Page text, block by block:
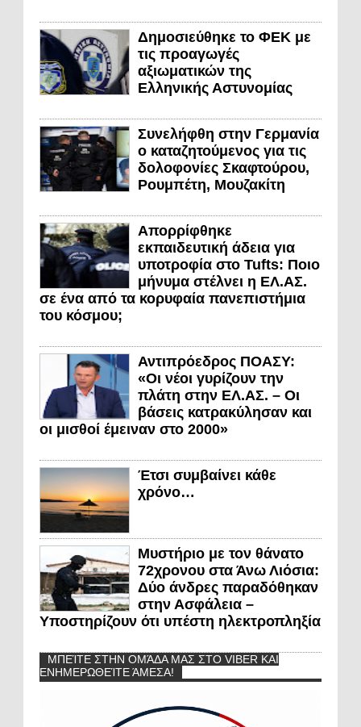
Δημοσιεύθηκε το ΦΕΚ με
τις προαγωγές
αξιωματικών της
Ελληνικής Αστυνομίας
Συνελήφθη στην Γερμανία
ο καταζητούμενος για τις
δολοφονίες Σκαφτούρου,
Ρουμπέτη, Μουζακίτη
Απορρίφθηκε
εκπαιδευτική άδεια για
υποτροφία στο Tufts: Ποιο
μήνυμα στέλνει η ΕΛ.ΑΣ.
σε ένα από τα κορυφαία πανεπιστήμια
του κόσμου;
Αντιπρόεδρος ΠΟΑΣΥ:
«Οι νέοι γυρίζουν την
πλάτη στην ΕΛ.ΑΣ. – Οι
βάσεις κατρακύλησαν και
οι μισθοί έμειναν στο 2000»
Έτσι συμβαίνει κάθε
χρόνο…
Μυστήριο με τον θάνατο
72χρονου στα Άνω Λιόσια:
Δύο άνδρες παραδόθηκαν
στην Ασφάλεια –
Υποστηρίζουν ότι υπέστη ηλεκτροπληξία
ΜΠΕΊΤΕ ΣΤΗΝ ΟΜΆΔΑ ΜΑΣ ΣΤΟ VIBER ΚΑΙ
ΕΝΗΜΕΡΩΘΕΊΤΕ ΆΜΕΣΑ!